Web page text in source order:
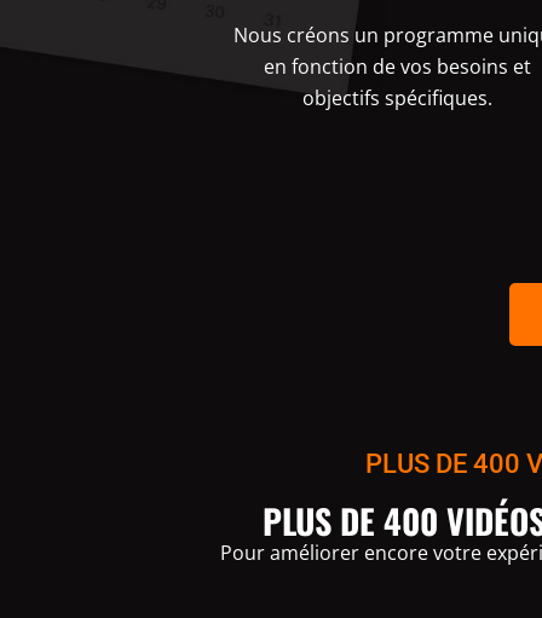
Nous créons un programme
en fonction de vos besoins et
objectifs spécifiques.
PLUS DE 400
PLUS DE 400
Pour améliorer encore votre